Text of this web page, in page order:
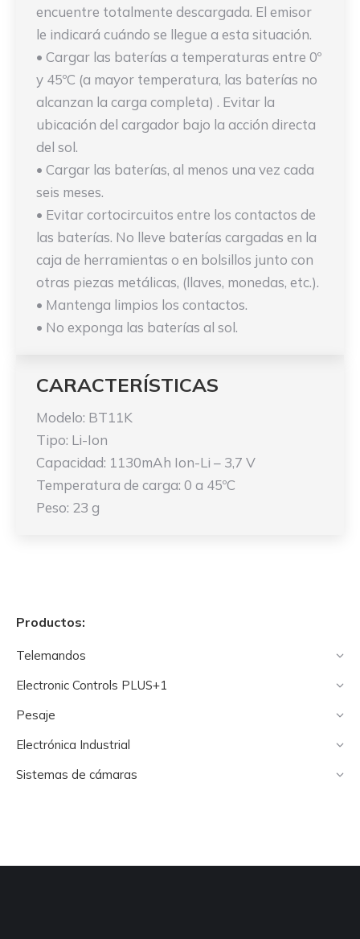
encuentre totalmente descargada. El emisor
le indicará cuándo se llegue a esta situación.
• Cargar las baterías a temperaturas entre 0º
y 45ºC (a mayor temperatura, las baterías no
alcanzan la carga completa) . Evitar la
ubicación del cargador bajo la acción directa
del sol.
• Cargar las baterías, al menos una vez cada
seis meses.
• Evitar cortocircuitos entre los contactos de
las baterías. No lleve baterías cargadas en la
caja de herramientas o en bolsillos junto con
otras piezas metálicas, (llaves, monedas, etc.).
• Mantenga limpios los contactos.
• No exponga las baterías al sol.
CARACTERÍSTICAS
Modelo: BT11K
Tipo: Li-Ion
Capacidad: 1130mAh Ion-Li – 3,7 V
Temperatura de carga: 0 a 45ºC
Peso: 23 g
Productos:
Telemandos
Electronic Controls PLUS+1
Pesaje
Electrónica Industrial
Sistemas de cámaras